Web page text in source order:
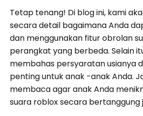
Tetap tenang! Di blog ini, kami
secara detail bagaimana Anda
dan menggunakan fitur obrolan
perangkat yang berbeda. Selain
membahas persyaratan usianya
penting untuk anak -anak Anda.
membaca agar anak Anda
suara roblox secara bertanggung